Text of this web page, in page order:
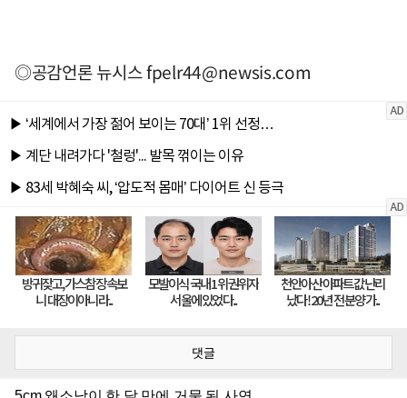
◎공감언론 뉴시스fpelr44@newsis.com
댓글